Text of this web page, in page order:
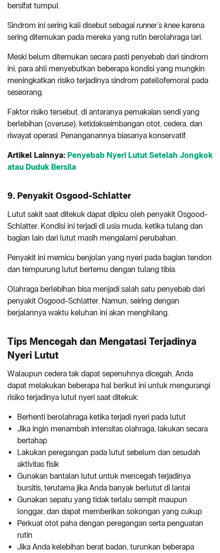
bersifat tumpul.
Sindrom ini sering kali disebut sebagai runner’s knee karena
sering ditemukan pada mereka yang rutin berolahraga lari.
Meski belum ditemukan secara pasti penyebab dari sindrom
ini, para ahli menyebutkan beberapa kondisi yang mungkin
meningkatkan risiko terjadinya sindrom patellofemoral pada
seseorang.
Faktor risiko tersebut, di antaranya pemakaian sendi yang
berlebihan (overuse), ketidakseimbangan otot, cedera, dan
riwayat operasi. Penanganannya biasanya konservatif.
Artikel Lainnya: Penyebab Nyeri Lutut Setelah Jongkok
atau Duduk Bersila
9. Penyakit Osgood-Schlatter
Lutut sakit saat ditekuk dapat dipicu oleh penyakit Osgood-
Schlatter. Kondisi ini terjadi di usia muda, ketika tulang dan
bagian lain dari lutut masih mengalami perubahan.
Penyakit ini memicu benjolan yang nyeri pada bagian tendon
dan tempurung lutut bertemu dengan tulang tibia.
Olahraga berlebihan bisa menjadi salah satu penyebab dari
penyakit Osgood-Schlatter. Namun, seiring dengan
berjalannya waktu keluhan ini akan menghilang.
Tips Mencegah dan Mengatasi Terjadinya
Nyeri Lutut
Walaupun cedera tak dapat sepenuhnya dicegah, Anda
dapat melakukan beberapa hal berikut ini untuk mengurangi
risiko terjadinya lutut nyeri saat ditekuk:
Berhenti berolahraga ketika terjadi nyeri pada lutut
Jika ingin menambah intensitas olahraga, lakukan secara
bertahap
Lakukan peregangan pada lutut sebelum dan sesudah
aktivitas fisik
Gunakan bantalan lutut untuk mencegah terjadinya
bursitis, terutama jika Anda banyak berlutut di lantai
Gunakan sepatu yang tidak terlalu sempit maupun
longgar, dan dapat memberikan sokongan yang cukup
Perkuat otot paha dengan peregangan serta penguatan
rutin
Jika Anda kelebihan berat badan, turunkan beberapa